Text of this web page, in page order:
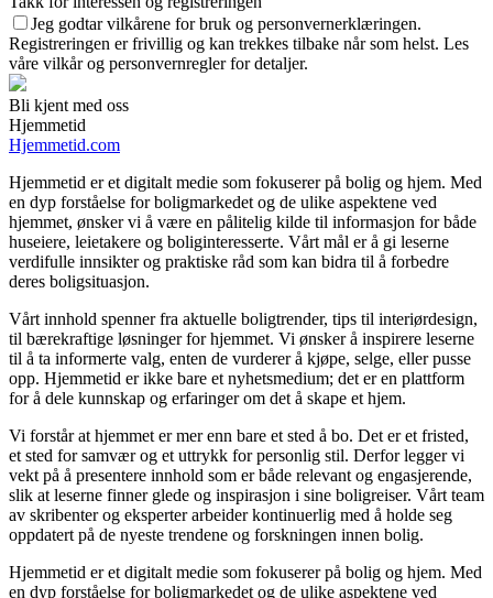
Jeg godtar vilkårene for bruk og personvernerklæringen.
Registreringen er frivillig og kan trekkes tilbake når som helst. Les
våre vilkår og personvernregler for detaljer.
Bli kjent med oss
Hjemmetid
Hjemmetid.com
Hjemmetid er et digitalt medie som fokuserer på bolig og hjem. Med
en dyp forståelse for boligmarkedet og de ulike aspektene ved
hjemmet, ønsker vi å være en pålitelig kilde til informasjon for både
huseiere, leietakere og boliginteresserte. Vårt mål er å gi leserne
verdifulle innsikter og praktiske råd som kan bidra til å forbedre
deres boligsituasjon.
Vårt innhold spenner fra aktuelle boligtrender, tips til interiørdesign,
til bærekraftige løsninger for hjemmet. Vi ønsker å inspirere leserne
til å ta informerte valg, enten de vurderer å kjøpe, selge, eller pusse
opp. Hjemmetid er ikke bare et nyhetsmedium; det er en plattform
for å dele kunnskap og erfaringer om det å skape et hjem.
Vi forstår at hjemmet er mer enn bare et sted å bo. Det er et fristed,
et sted for samvær og et uttrykk for personlig stil. Derfor legger vi
vekt på å presentere innhold som er både relevant og engasjerende,
slik at leserne finner glede og inspirasjon i sine boligreiser. Vårt team
av skribenter og eksperter arbeider kontinuerlig med å holde seg
oppdatert på de nyeste trendene og forskningen innen bolig.
Hjemmetid er et digitalt medie som fokuserer på bolig og hjem. Med
en dyp forståelse for boligmarkedet og de ulike aspektene ved